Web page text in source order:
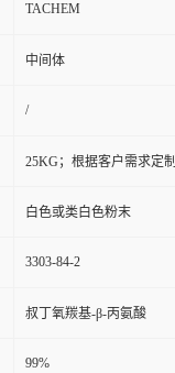
TACHEM
中间体
/
25KG；根据客户需求定制
白色或类白色粉末
3303-84-2
叔丁氧羰基-β-丙氨酸
99%